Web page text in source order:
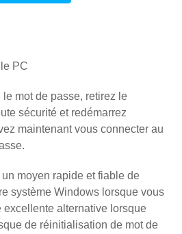
PC
mot de passe, retirez le
sécurité et redémarrez
maintenant vous connecter au
moyen rapide et fiable de
système Windows lorsque vous
excellente alternative lorsque
de réinitialisation de mot de